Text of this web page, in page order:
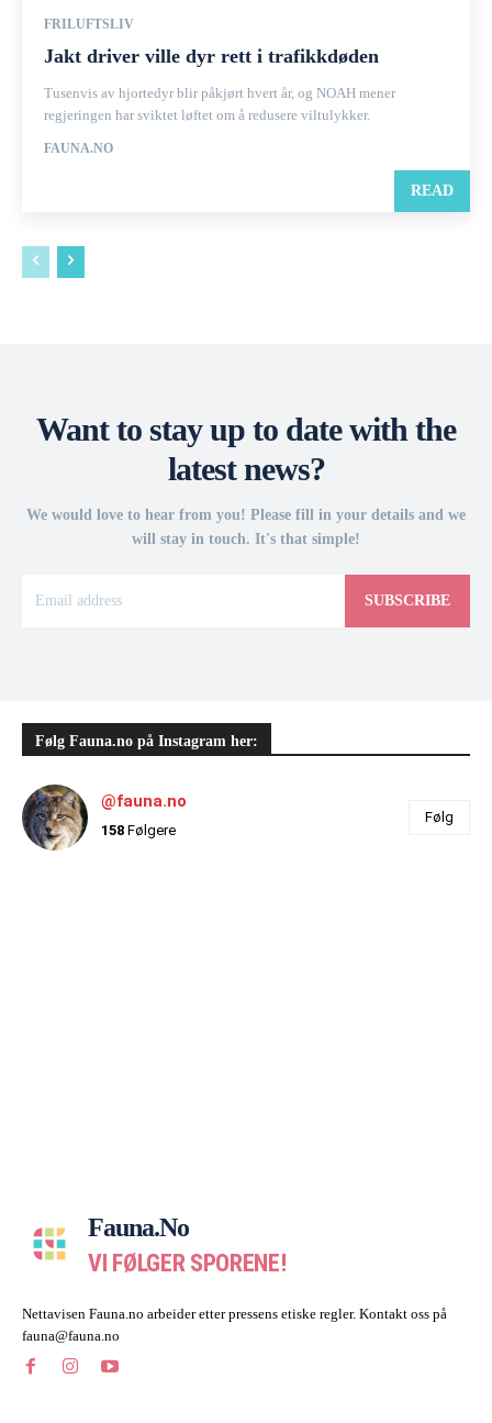
FRILUFTSLIV
Jakt driver ville dyr rett i trafikkdøden
Tusenvis av hjortedyr blir påkjørt hvert år, og NOAH mener
regjeringen har sviktet løftet om å redusere viltulykker.
FAUNA.NO
READ
Want to stay up to date with the
latest news?
We would love to hear from you! Please fill in your details and we
will stay in touch. It's that simple!
SUBSCRIBE
Følg Fauna.no på Instagram her:
@fauna.no
158 Følgere
Følg
Fauna.no
VI FØLGER SPORENE!
Nettavisen Fauna.no arbeider etter pressens etiske regler. Kontakt oss på
fauna@fauna.no